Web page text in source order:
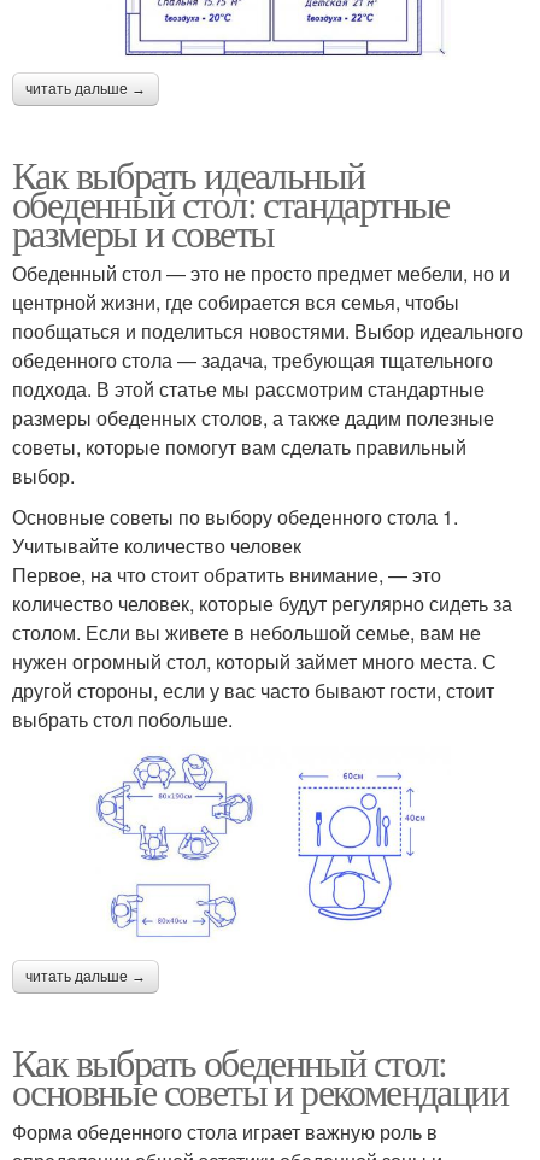
читать дальше →
Как выбрать идеальный
обеденный стол: стандартные
размеры и советы
Обеденный стол — это не просто предмет мебели, но и
центрной жизни, где собирается вся семья, чтобы
пообщаться и поделиться новостями. Выбор идеального
обеденного стола — задача, требующая тщательного
подхода. В этой статье мы рассмотрим стандартные
размеры обеденных столов, а также дадим полезные
советы, которые помогут вам сделать правильный
выбор.
Основные советы по выбору обеденного стола 1.
Учитывайте количество человек
Первое, на что стоит обратить внимание, — это
количество человек, которые будут регулярно сидеть за
столом. Если вы живете в небольшой семье, вам не
нужен огромный стол, который займет много места. С
другой стороны, если у вас часто бывают гости, стоит
выбрать стол побольше.
читать дальше →
Как выбрать обеденный стол:
основные советы и рекомендации
Форма обеденного стола играет важную роль в